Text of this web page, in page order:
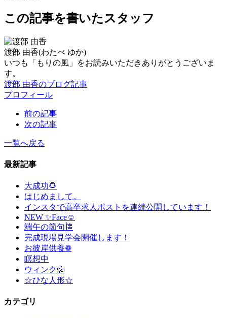
この記事を書いたスタッフ
渡部 由香(わたべ ゆか)
いつも「もりの風」をお読みいただきありがとうございま
す。
渡部 由香のブログ記事
プロフィール
前の記事
次の記事
一覧へ戻る
最新記事
大成功🌻
はじめまして。
インスタで高卒求人ポストを連続公開しています！
NEW ✨Face☺
端午の節句🎏
完成現場見学会開催します！
お彼岸供養❁
瞑想中
ウィンク💦
☆ひな人形☆
カテゴリ